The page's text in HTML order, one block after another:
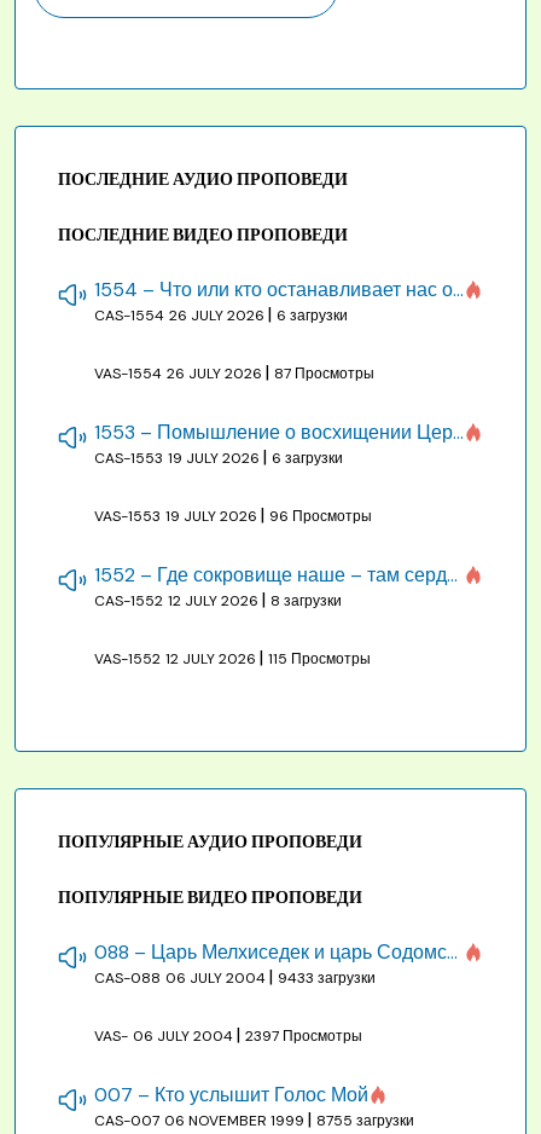
ПОСЛЕДНИЕ АУДИО ПРОПОВЕДИ
ПОСЛЕДНИЕ ВИДЕО ПРОПОВЕДИ
1554 – Что или кто останавливает нас от созидания строения Божия
CAS-1554 26 JULY 2026 | 6 загрузки
VAS-1554 26 JULY 2026 | 87 Просмотры
1553 – Помышление о восхищении Церкви на бракосочетании, во всякое время
CAS-1553 19 JULY 2026 | 6 загрузки
VAS-1553 19 JULY 2026 | 96 Просмотры
1552 – Где сокровище наше – там сердце, там помышления
CAS-1552 12 JULY 2026 | 8 загрузки
VAS-1552 12 JULY 2026 | 115 Просмотры
ПОПУЛЯРНЫЕ АУДИО ПРОПОВЕДИ
ПОПУЛЯРНЫЕ ВИДЕО ПРОПОВЕДИ
088 – Царь Мелхиседек и царь Содомский
CAS-088 06 JULY 2004| 9433 загрузки
VAS- 06 JULY 2004| 2397 Просмотры
007 – Кто услышит Голос Мой
CAS-007 06 NOVEMBER 1999 | 8755 загрузки